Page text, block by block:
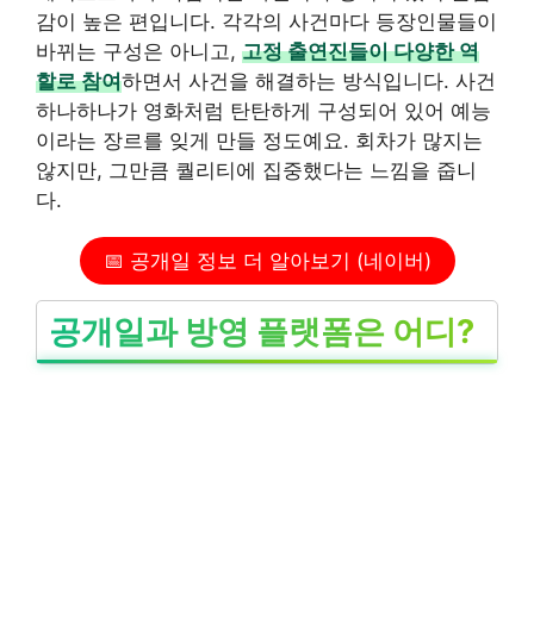
감이 높은 편입니다. 각각의 사건마다 등장인물들이
바뀌는 구성은 아니고, 고정 출연진들이 다양한 역
할로 참여하면서 사건을 해결하는 방식입니다. 사건
하나하나가 영화처럼 탄탄하게 구성되어 있어 예능
이라는 장르를 잊게 만들 정도예요. 회차가 많지는
않지만, 그만큼 퀄리티에 집중했다는 느낌을 줍니
다.
📅 공개일 정보 더 알아보기 (네이버)
공개일과 방영 플랫폼은 어디?